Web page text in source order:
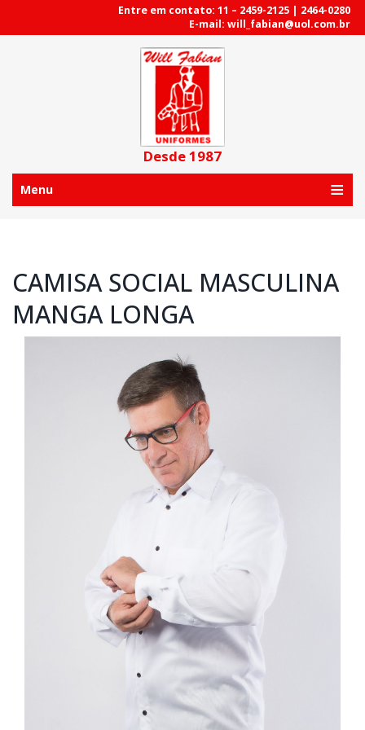
Entre em contato: 11 – 2459-2125 | 2464-0280
E-mail: will_fabian@uol.com.br
Desde 1987
Menu
CAMISA SOCIAL MASCULINA
MANGA LONGA